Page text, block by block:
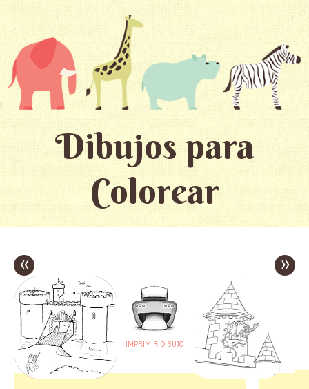
Dibujos para
Colorear
«
IMPRIMIR DIBUJO
»